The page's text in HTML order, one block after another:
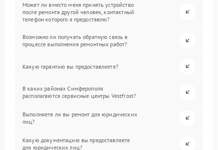
Может ли вместо меня принять устройство
после ремонта другой человек, контактный
телефон которого я предоставлю?
Возможно ли получать обратную связь в
процессе выполнения ремонтных работ?
Какую гарантию вы предоставляете?
В каких районах Симферополя
располагаются сервисные центры Vestfrost?
Выполняете ли вы ремонт для юридических
лиц?
Какую документацию вы предоставляете
для юридических лиц?